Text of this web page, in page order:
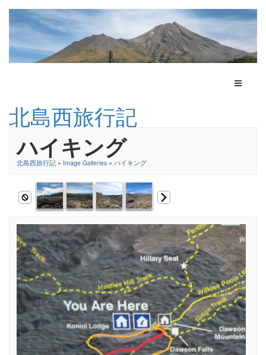
Toggle
北島西旅行記
ハイキング
北島西旅行記 » Image Galleries » ハイキング